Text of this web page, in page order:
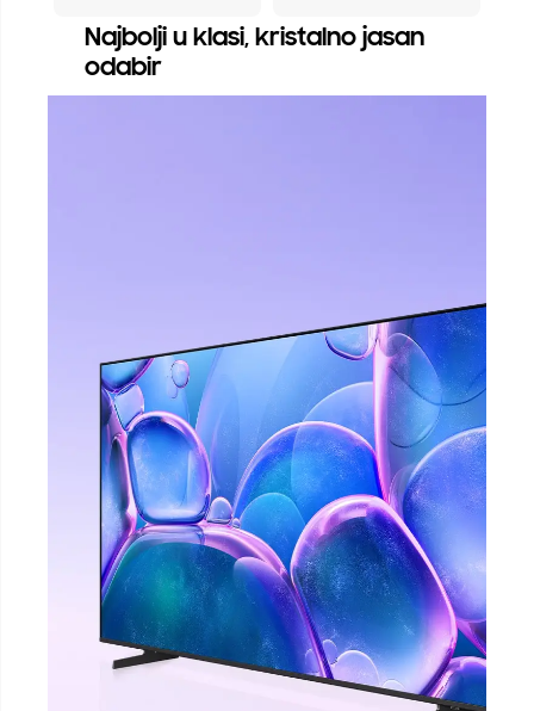
Najbolji u klasi, kristalno jasan
odabir